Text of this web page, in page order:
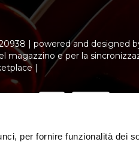
per fornire funzionalità dei
| powered and designed
magazzino e per la
|
Offerta di credito